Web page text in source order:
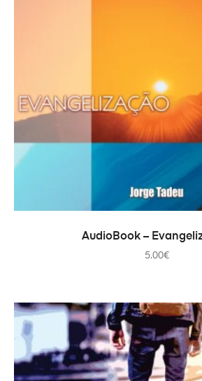
COMPRAR
AudioBook –
5.00€